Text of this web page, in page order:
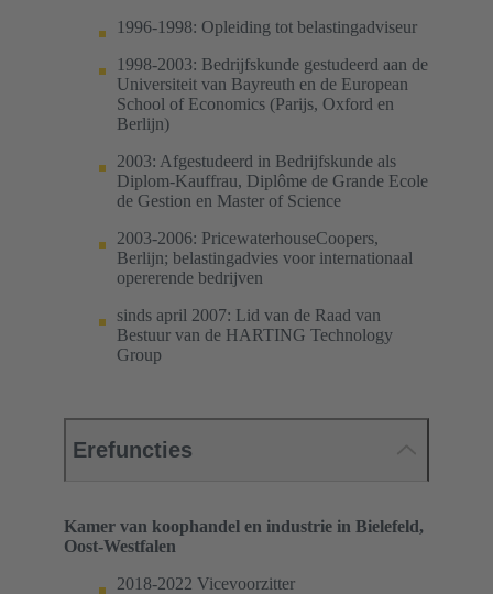
1996-1998: Opleiding tot belastingadviseur
1998-2003: Bedrijfskunde gestudeerd aan de
Universiteit van Bayreuth en de European
School of Economics (Parijs, Oxford en
Berlijn)
2003: Afgestudeerd in Bedrijfskunde als
Diplom-Kauffrau, Diplôme de Grande Ecole
de Gestion en Master of Science
2003-2006: PricewaterhouseCoopers,
Berlijn; belastingadvies voor internationaal
opererende bedrijven
sinds april 2007: Lid van de Raad van
Bestuur van de HARTING Technology
Group
Erefuncties
Kamer van koophandel en industrie in Bielefeld,
Oost-Westfalen
2018-2022 Vicevoorzitter